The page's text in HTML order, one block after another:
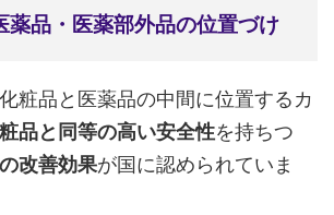
品・医薬部外品の位置づけ
粧品と医薬品の中間に位置するカ
品と同等の高い安全性を持ちつ
改善効果が国に認められていま